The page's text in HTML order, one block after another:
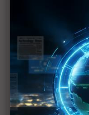
評析：Google
宣告 AI時代勝負
評析：Google「
場幾無Gemini
搶先WWDC
能更新